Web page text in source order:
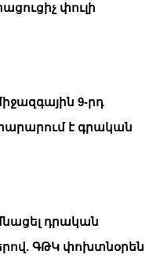
փուլի
9-րդ
է գրական
դրական
ԳԹԿ փոխտնօրեն